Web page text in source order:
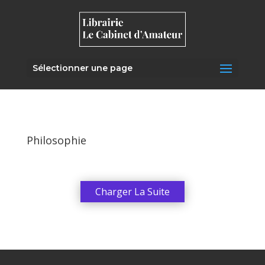
Sélectionner une page
Philosophie
Charger La Suite